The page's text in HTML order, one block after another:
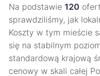
Na podstawie 120
sprawdziliśmy, jak
Koszty w tym mieście
się na stabilnym
standardową krajową
cenowy w skali całej